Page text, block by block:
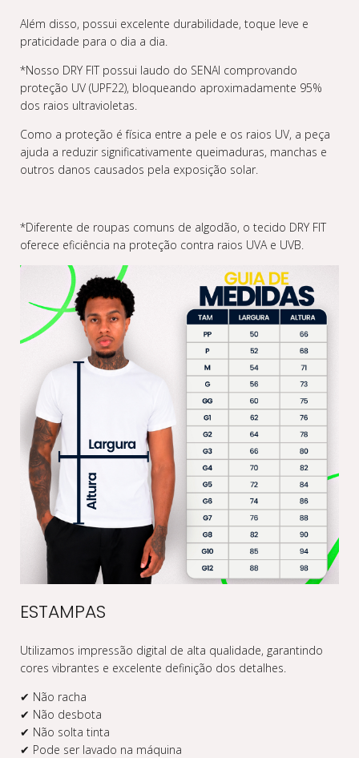
Além disso, possui excelente durabilidade, toque leve e
praticidade para o dia a dia.
*Nosso DRY FIT possui laudo do SENAI comprovando
proteção UV (UPF22), bloqueando aproximadamente 95%
dos raios ultravioletas.
Como a proteção é física entre a pele e os raios UV, a peça
ajuda a reduzir significativamente queimaduras, manchas e
outros danos causados pela exposição solar.
*Diferente de roupas comuns de algodão, o tecido DRY FIT
oferece eficiência na proteção contra raios UVA e UVB.
ESTAMPAS
Utilizamos impressão digital de alta qualidade, garantindo
cores vibrantes e excelente definição dos detalhes.
✔ Não racha
✔ Não desbota
✔ Não solta tinta
✔ Pode ser lavado na máquina